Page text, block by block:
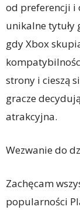
od preferencji i
unikalne tytuły
gdy Xbox
strony i cieszą
gracze
atrakcyjna.
Wezwanie do
Zachęcam
popularności